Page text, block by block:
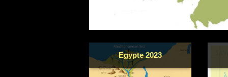
Egypte 2023